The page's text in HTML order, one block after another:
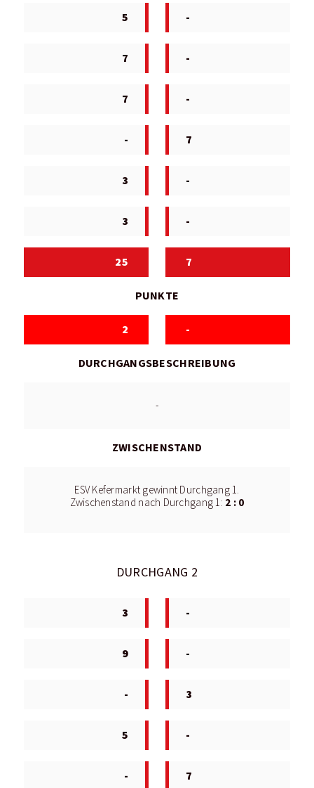
5 -
7 -
7 -
- 7
3 -
3 -
25 7
PUNKTE
2 -
DURCHGANGSBESCHREIBUNG
-
ZWISCHENSTAND
ESV Kefermarkt gewinnt Durchgang 1.
Zwischenstand nach Durchgang 1: 2 : 0
DURCHGANG 2
3 -
9 -
- 3
5 -
- 7